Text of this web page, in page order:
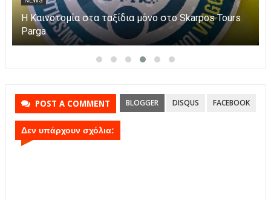
τίμησε τη Μεταμόρφωση του Κυρίου
POST A COMMENT BLOGGER DISQUS FACEBOOK
Δεν υπάρχουν σχόλια: